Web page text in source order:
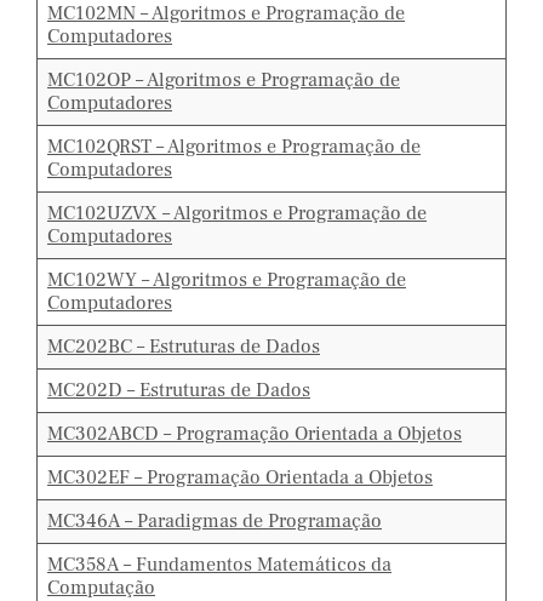
MC102MN – Algoritmos e Programação de
Computadores
MC102OP – Algoritmos e Programação de
Computadores
MC102QRST – Algoritmos e Programação de
Computadores
MC102UZVX – Algoritmos e Programação de
Computadores
MC102WY – Algoritmos e Programação de
Computadores
MC202BC – Estruturas de Dados
MC202D – Estruturas de Dados
MC302ABCD – Programação Orientada a Objetos
MC302EF – Programação Orientada a Objetos
MC346A – Paradigmas de Programação
MC358A – Fundamentos Matemáticos da
Computação